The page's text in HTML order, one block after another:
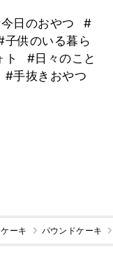
日のおやつ
#
子供のいる暮ら
ト
#日々のこと
#手抜きおやつ
ケーキ パウンドケーキ